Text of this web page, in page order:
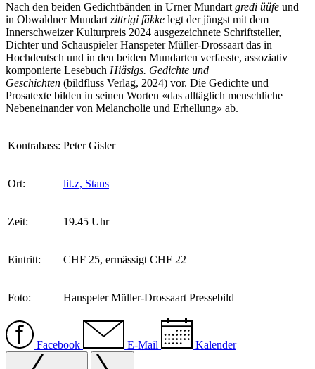
Nach den beiden Gedichtbänden in Urner Mundart gredi üüfe und
in Obwaldner Mundart zittrigi fäkke legt der jüngst mit dem
Innerschweizer Kulturpreis 2024 ausgezeichnete Schriftsteller,
Dichter und Schauspieler Hanspeter Müller-Drossaart das in
Hochdeutsch und in den beiden Mundarten verfasste, assoziativ
komponierte Lesebuch Hiäsigs. Gedichte und
Geschichten (bildfluss Verlag, 2024) vor. Die Gedichte und
Prosatexte bilden in seinen Worten «das alltäglich menschliche
Nebeneinander von Melancholie und Erhellung» ab.
Kontrabass: Peter Gisler
Ort: lit.z, Stans
Zeit: 19.45 Uhr
Eintritt: CHF 25, ermässigt CHF 22
Foto: Hanspeter Müller-Drossaart Pressebild
Facebook E-Mail Kalender